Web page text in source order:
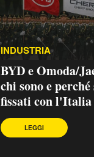
INDUSTRIA
BYD e Omoda/
chi sono e perché
fissati con l'Italia
LEGGI